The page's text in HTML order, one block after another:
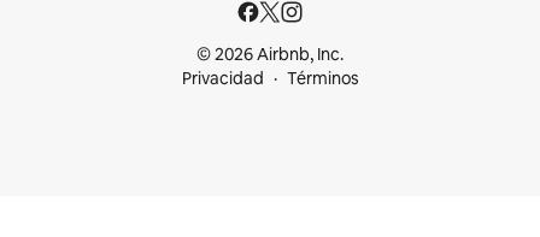
© 2026 Airbnb, Inc.
Privacidad
Términos